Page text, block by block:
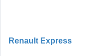
Renault Express